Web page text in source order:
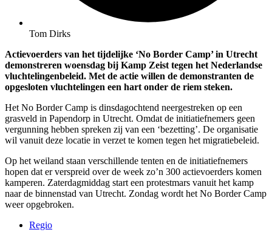
Tom Dirks
Actievoerders van het tijdelijke ‘No Border Camp’ in Utrecht
demonstreren woensdag bij Kamp Zeist tegen het Nederlandse
vluchtelingenbeleid. Met de actie willen de demonstranten de
opgesloten vluchtelingen een hart onder de riem steken.
Het No Border Camp is dinsdagochtend neergestreken op een
grasveld in Papendorp in Utrecht. Omdat de initiatiefnemers geen
vergunning hebben spreken zij van een ‘bezetting’. De organisatie
wil vanuit deze locatie in verzet te komen tegen het migratiebeleid.
Op het weiland staan verschillende tenten en de initiatiefnemers
hopen dat er verspreid over de week zo’n 300 actievoerders komen
kamperen. Zaterdagmiddag start een protestmars vanuit het kamp
naar de binnenstad van Utrecht. Zondag wordt het No Border Camp
weer opgebroken.
Regio